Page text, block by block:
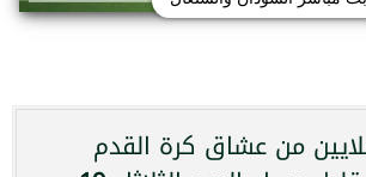
من عشاق كرة القدم